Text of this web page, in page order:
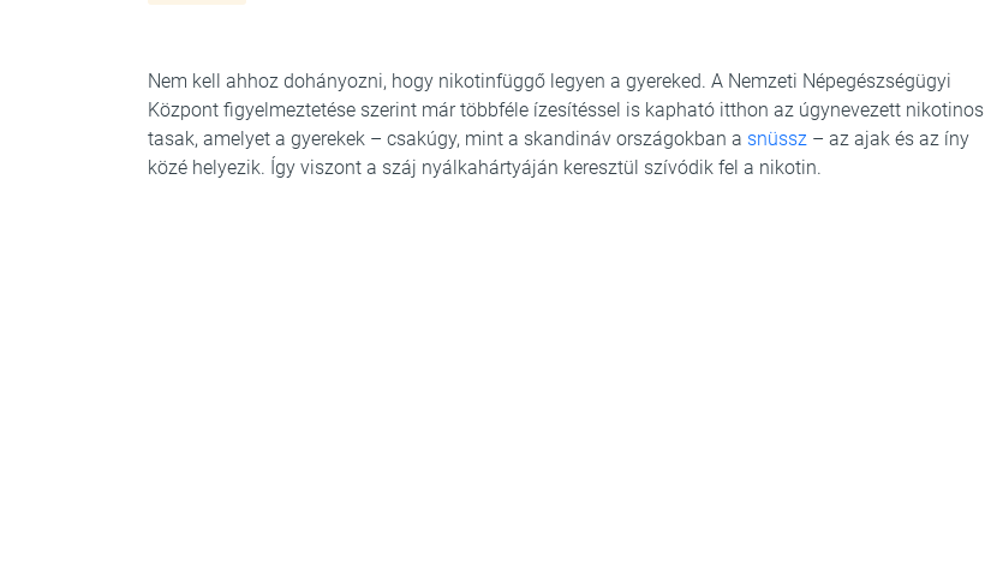
Nem kell ahhoz dohányozni, hogy nikotinfüggő legyen a gyereked. A Nemzeti Népegészségügyi
Központ figyelmeztetése szerint már többféle ízesítéssel is kapható itthon az úgynevezett nikotinos
tasak, amelyet a gyerekek – csakúgy, mint a skandináv országokban a snüssz – az ajak és az íny
közé helyezik. Így viszont a száj nyálkahártyáján keresztül szívódik fel a nikotin.